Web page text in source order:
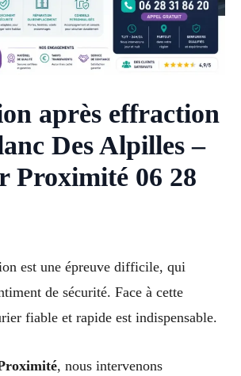
après effraction
Des Alpilles –
Proximité 06 28
est une épreuve difficile, qui
de sécurité. Face à cette
fiable et rapide est indispensable.
, nous intervenons